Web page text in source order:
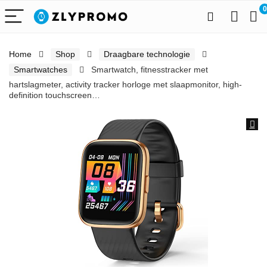
0
Home Shop
Draagbare technologie
Smartwatches
Smartwatch, fitnesstracker met
hartslagmeter, activity tracker horloge met slaapmonitor, high-
definition touchscreen…